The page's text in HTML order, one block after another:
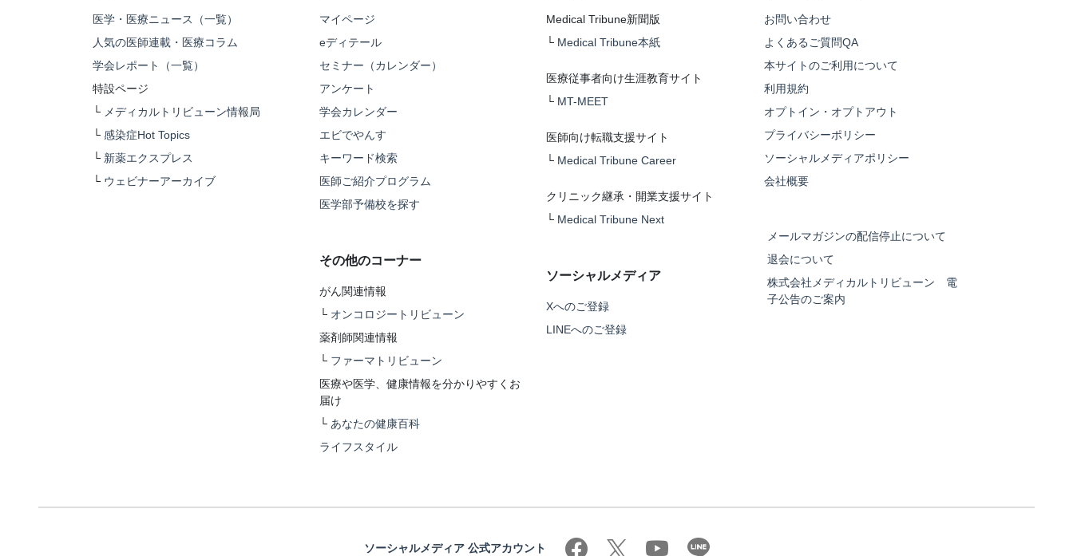
医学・医療ニュース（一覧）
人気の医師連載・医療コラム
学会レポート（一覧）
特設ページ
└ メディカルトリビューン情報局
└ 感染症Hot Topics
└ 新薬エクスプレス
└ ウェビナーアーカイブ
マイページ
eディテール
セミナー（カレンダー）
アンケート
学会カレンダー
エビでやんす
キーワード検索
医師ご紹介プログラム
医学部予備校を探す
その他のコーナー
がん関連情報
└ オンコロジートリビューン
薬剤師関連情報
└ ファーマトリビューン
医療や医学、健康情報を分かりやすくお
届け
└ あなたの健康百科
ライフスタイル
Medical Tribune新聞版
└ Medical Tribune本紙
医療従事者向け生涯教育サイト
└ MT-MEET
医師向け転職支援サイト
└ Medical Tribune Career
クリニック継承・開業支援サイト
└ Medical Tribune Next
ソーシャルメディア
Xへのご登録
LINEへのご登録
お問い合わせ
よくあるご質問QA
本サイトのご利用について
利用規約
オプトイン・オプトアウト
プライバシーポリシー
ソーシャルメディアポリシー
会社概要
メールマガジンの配信停止について
退会について
株式会社メディカルトリビューン 電
子公告のご案内
ソーシャルメディア 公式アカウント